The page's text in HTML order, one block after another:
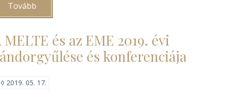
Tovább
egyházi
küldöttségét
fogadta
a
pápa
MELTE és az EME 2019. évi
és konferenciája
◊ 2019. 05. 17.